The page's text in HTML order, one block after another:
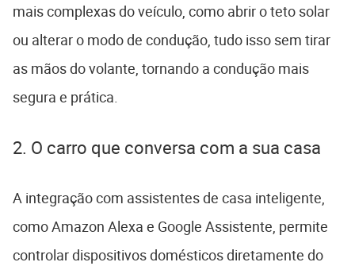
mais complexas do veículo, como abrir o teto solar
ou alterar o modo de condução, tudo isso sem tirar
as mãos do volante, tornando a condução mais
segura e prática.
2. O carro que conversa com a sua casa
A integração com assistentes de casa inteligente,
como Amazon Alexa e Google Assistente, permite
controlar dispositivos domésticos diretamente do